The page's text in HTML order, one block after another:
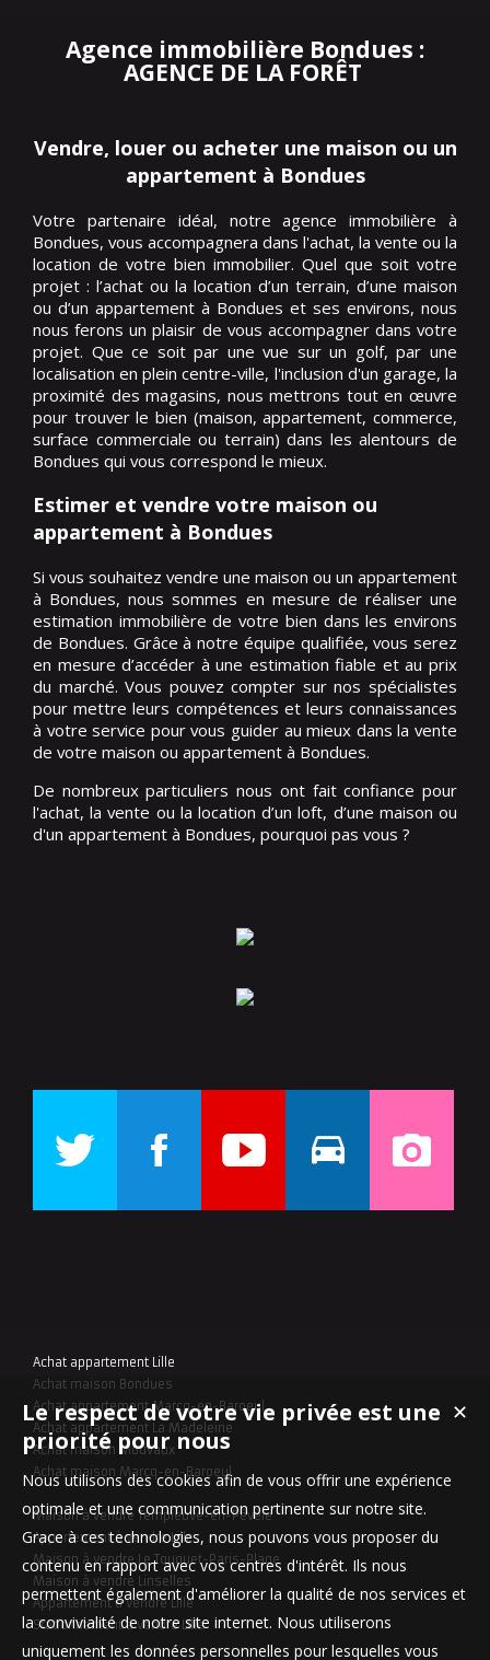
Agence immobilière Bondues :
AGENCE DE LA FORÊT
Vendre, louer ou acheter une maison ou un
appartement à Bondues
Votre partenaire idéal, notre agence immobilière à
Bondues, vous accompagnera dans l'achat, la vente ou la
location de votre bien immobilier. Quel que soit votre
projet : l’achat ou la location d’un terrain, d’une maison
ou d’un appartement à Bondues et ses environs, nous
nous ferons un plaisir de vous accompagner dans votre
projet. Que ce soit par une vue sur un golf, par une
localisation en plein centre-ville, l'inclusion d'un garage, la
proximité des magasins, nous mettrons tout en œuvre
pour trouver le bien (maison, appartement, commerce,
surface commerciale ou terrain) dans les alentours de
Bondues qui vous correspond le mieux.
Estimer et vendre votre maison ou
appartement à Bondues
Si vous souhaitez vendre une maison ou un appartement
à Bondues, nous sommes en mesure de réaliser une
estimation immobilière de votre bien dans les environs
de Bondues. Grâce à notre équipe qualifiée, vous serez
en mesure d’accéder à une estimation fiable et au prix
du marché. Vous pouvez compter sur nos spécialistes
pour mettre leurs compétences et leurs connaissances
à votre service pour vous guider au mieux dans la vente
de votre maison ou appartement à Bondues.
De nombreux particuliers nous ont fait confiance pour
l'achat, la vente ou la location d’un loft, d’une maison ou
d'un appartement à Bondues, pourquoi pas vous ?
Achat appartement Lille
Achat maison Bondues
Achat appartement Marcq-en-Baroeul
Achat appartement La Madeleine
Achat maison Mouvaux
Achat maison Marcq-en-Baroeul
Maison à vendre Templeuve-en-Pévèle
Appartement à vendre Lille
Maison à vendre Le Touquet-Paris-Plage
Maison à vendre Linselles
Appartement à vendre Lille
Stationnement à vendre Lille
✕
Le respect de votre vie privée est une
priorité pour nous
Nous utilisons des cookies afin de vous offrir une expérience
optimale et une communication pertinente sur notre site.
Grace à ces technologies, nous pouvons vous proposer du
contenu en rapport avec vos centres d'intérêt. Ils nous
permettent également d'améliorer la qualité de nos services et
la convivialité de notre site internet. Nous utiliserons
uniquement les données personnelles pour lesquelles vous